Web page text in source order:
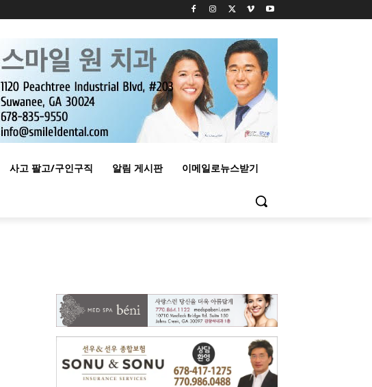
사고 팔고/구인구직 알림 게시판 이메일로뉴스받기